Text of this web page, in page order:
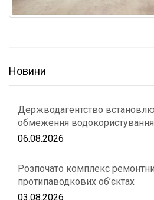
Новини
Держводагентство
обмеження водокористування
06.08.2026
Розпочато комплекс
протипаводкових об’єктах
03.08.2026